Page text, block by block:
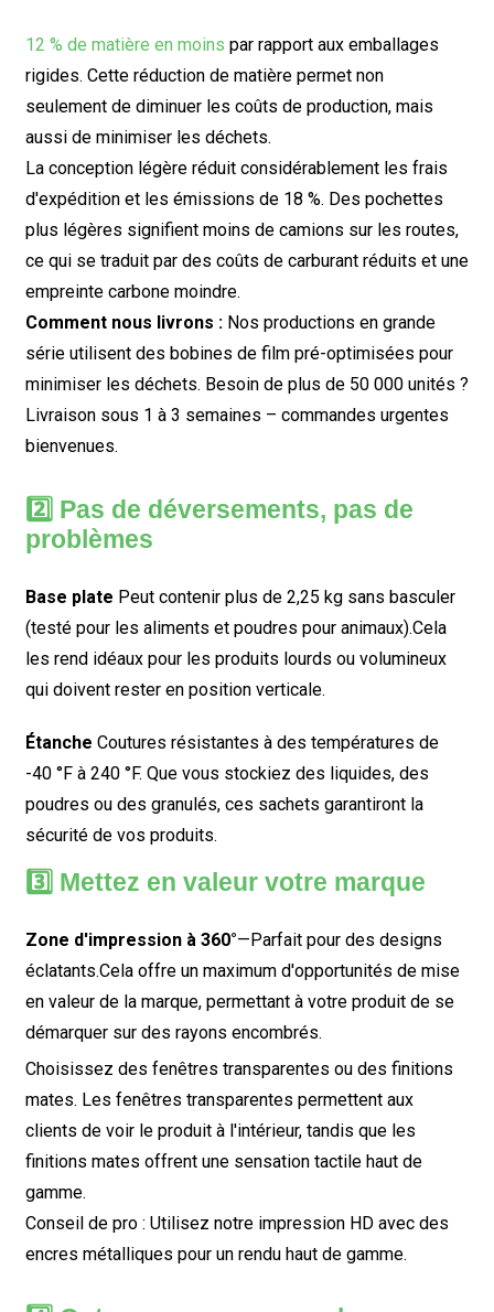
12 % de matière en moins par rapport aux emballages
rigides. Cette réduction de matière permet non
seulement de diminuer les coûts de production, mais
aussi de minimiser les déchets.
La conception légère réduit considérablement les frais
d'expédition et les émissions de 18 %. Des pochettes
plus légères signifient moins de camions sur les routes,
ce qui se traduit par des coûts de carburant réduits et une
empreinte carbone moindre.
Comment nous livrons :Nos productions en grande
série utilisent des bobines de film pré-optimisées pour
minimiser les déchets. Besoin de plus de 50 000 unités ?
Livraison sous 1 à 3 semaines – commandes urgentes
bienvenues.
2️⃣ Pas de déversements, pas de
problèmes
Base plate Peut contenir plus de 2,25 kg sans basculer
(testé pour les aliments et poudres pour animaux).Cela
les rend idéaux pour les produits lourds ou volumineux
qui doivent rester en position verticale.
Étanche Coutures résistantes à des températures de
-40 °F à 240 °F. Que vous stockiez des liquides, des
poudres ou des granulés, ces sachets garantiront la
sécurité de vos produits.
3️⃣ Mettez en valeur votre marque
Zone d'impression à 360°—Parfait pour des designs
éclatants.Cela offre un maximum d'opportunités de mise
en valeur de la marque, permettant à votre produit de se
démarquer sur des rayons encombrés.
Choisissez des fenêtres transparentes ou des finitions
mates. Les fenêtres transparentes permettent aux
clients de voir le produit à l'intérieur, tandis que les
finitions mates offrent une sensation tactile haut de
gamme.
Conseil de pro : Utilisez notre impression HD avec des
encres métalliques pour un rendu haut de gamme.